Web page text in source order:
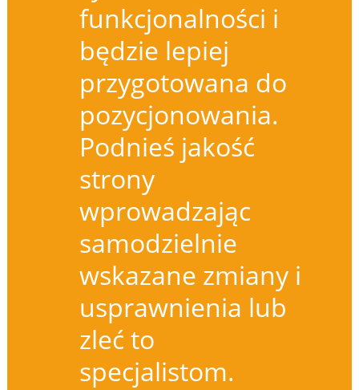
funkcjonalności i
będzie lepiej
przygotowana do
pozycjonowania.
Podnieś jakość
strony
wprowadzając
samodzielnie
wskazane zmiany i
usprawnienia lub
zleć to
specjalistom.